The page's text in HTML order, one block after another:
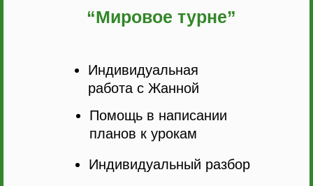
“Мировое турне”
Индивидуальная
работа с Жанной
Помощь в написании
планов к урокам
Индивидуальный разбор